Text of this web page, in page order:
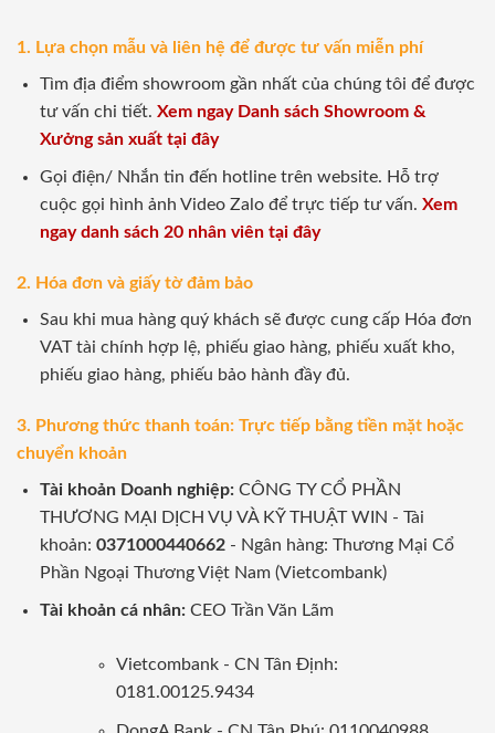
1. Lựa chọn mẫu và liên hệ để được tư vấn miễn phí
Tìm địa điểm showroom gần nhất của chúng tôi để được
tư vấn chi tiết. Xem ngay Danh sách Showroom &
Xưởng sản xuất tại đây
Gọi điện/ Nhắn tin đến hotline trên website. Hỗ trợ
cuộc gọi hình ảnh Video Zalo để trực tiếp tư vấn. Xem
ngay danh sách 20 nhân viên tại đây
2. Hóa đơn và giấy tờ đảm bảo
Sau khi mua hàng quý khách sẽ được cung cấp Hóa đơn
VAT tài chính hợp lệ, phiếu giao hàng, phiếu xuất kho,
phiếu giao hàng, phiếu bảo hành đầy đủ.
3. Phương thức thanh toán: Trực tiếp bằng tiền mặt hoặc
chuyển khoản
Tài khoản Doanh nghiệp:CÔNG TY CỔ PHẦN
THƯƠNG MẠI DỊCH VỤ VÀ KỸ THUẬT WIN - Tài
khoản: 0371000440662- Ngân hàng: Thương Mại Cổ
Phần Ngoại Thương Việt Nam (Vietcombank)
Tài khoản cá nhân: CEO Trần Văn Lãm
Vietcombank - CN Tân Định:
0181.00125.9434